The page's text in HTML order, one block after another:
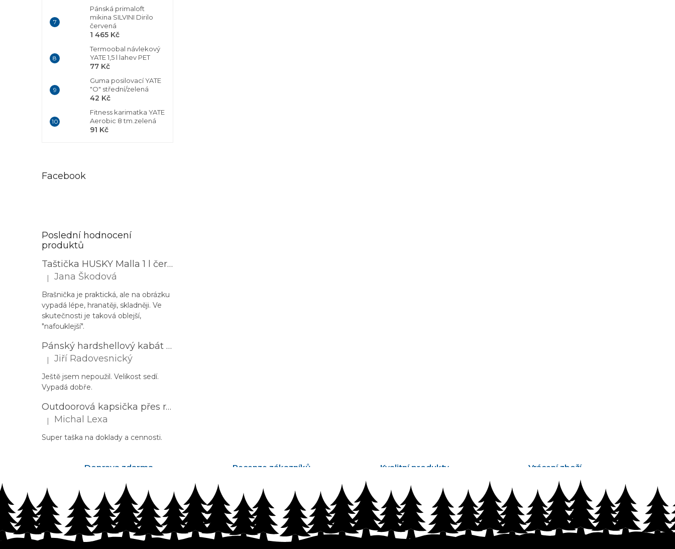
Pánská primaloft
mikina SILVINI Dirilo
červená
1 465 Kč
Termoobal návlekový
YATE 1,5 l lahev PET
77 Kč
Guma posilovací YATE
"O" střední/zelená
42 Kč
Fitness karimatka YATE
Aerobic 8 tm.zelená
91 Kč
Facebook
Poslední hodnocení
produktů
Taštička HUSKY Malla 1 l černá
Hodnocení produktu je 3 z 5 hvězdiček.
| Jana Škodová
Brašnička je praktická, ale na obrázku
vypadá lépe, hranatěji, skladněji. Ve
skutečnosti je taková oblejší,
"nafouklejší".
Pánský hardshellový kabát HUSKY Nestia M zelený
Hodnocení produktu je 5 z 5 hvězdiček.
| Jiří Radovesnický
Ještě jsem nepoužil. Velikost sedí.
Vypadá dobře.
Outdoorová kapsička přes rameno PROGRESS Corss Body černá
Hodnocení produktu je 5 z 5 hvězdiček.
| Michal Lexa
Super taška na doklady a cennosti.
Doprava zdarma Recenze zákazníků Kvalitní produkty Vrácení zboží
Z